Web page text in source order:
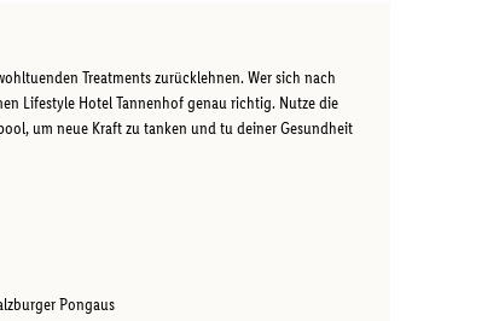
Treatments zurücklehnen. Wer sich nach
Lifestyle Hotel Tannenhof genau richtig. Nutze die
um neue Kraft zu tanken und tu deiner Gesundheit
Pongaus